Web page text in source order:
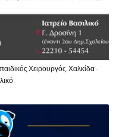
Χειρουργός, Χαλκίδα -